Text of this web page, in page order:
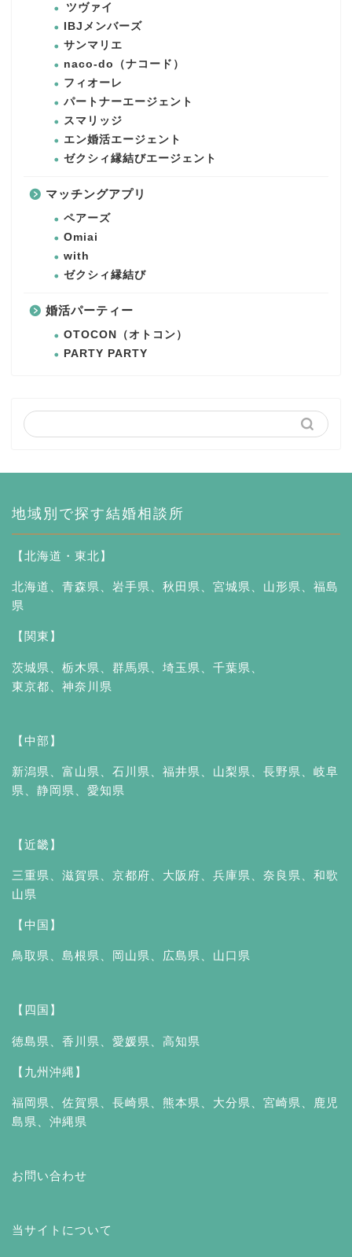
ツヴァイ
IBJメンバーズ
サンマリエ
naco-do（ナコード）
フィオーレ
パートナーエージェント
スマリッジ
エン婚活エージェント
ゼクシィ縁結びエージェント
マッチングアプリ
ペアーズ
Omiai
with
ゼクシィ縁結び
婚活パーティー
OTOCON（オトコン）
PARTY PARTY
地域別で探す結婚相談所
【北海道・東北】
北海道 青森県 岩手県 秋田県 宮城県 山形県
福島
県
【関東】
茨城県 栃木県 群馬県 埼玉県 千葉県
東京都
神奈川県
【中部】
新潟県 富山県 石川県 福井県 山梨県 長野県
岐阜
県
静岡県 愛知県
【近畿】
三重県 滋賀県 京都府 大阪府 兵庫県 奈良県
和歌
山県
【中国】
鳥取県 島根県 岡山県 広島県 山口県
【四国】
徳島県 香川県 愛媛県 高知県
【九州沖縄】
福岡県 佐賀県 長崎県 熊本県 大分県 宮崎県
鹿児
島県
沖縄県
お問い合わせ
当サイトについて